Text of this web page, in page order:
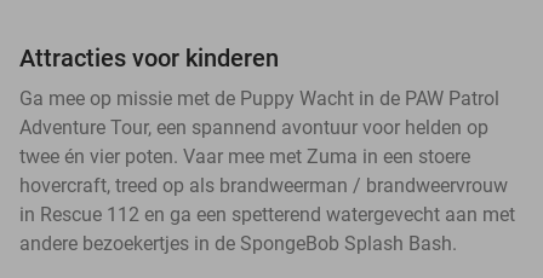
Attracties voor kinderen
Ga mee op missie met de Puppy Wacht in de PAW Patrol
Adventure Tour, een spannend avontuur voor helden op
twee én vier poten. Vaar mee met Zuma in een stoere
hovercraft, treed op als brandweerman / brandweervrouw
in Rescue 112 en ga een spetterend watergevecht aan met
andere bezoekertjes in de SpongeBob Splash Bash.